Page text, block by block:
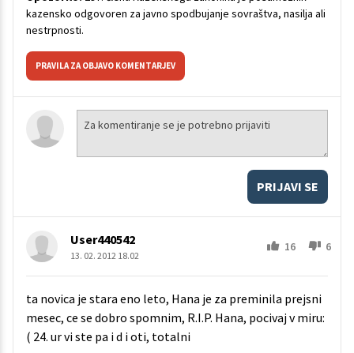
kazensko odgovoren za javno spodbujanje sovraštva, nasilja ali
nestrpnosti.
PRAVILA ZA OBJAVO KOMENTARJEV
PRIJAVI SE
User440542
13. 02. 2012 18.02
16 6
ta novica je stara eno leto, Hana je za preminila prejsni
mesec, ce se dobro spomnim, R.I.P. Hana, pocivaj v miru:
( 24. ur vi ste pa i d i oti, totalni